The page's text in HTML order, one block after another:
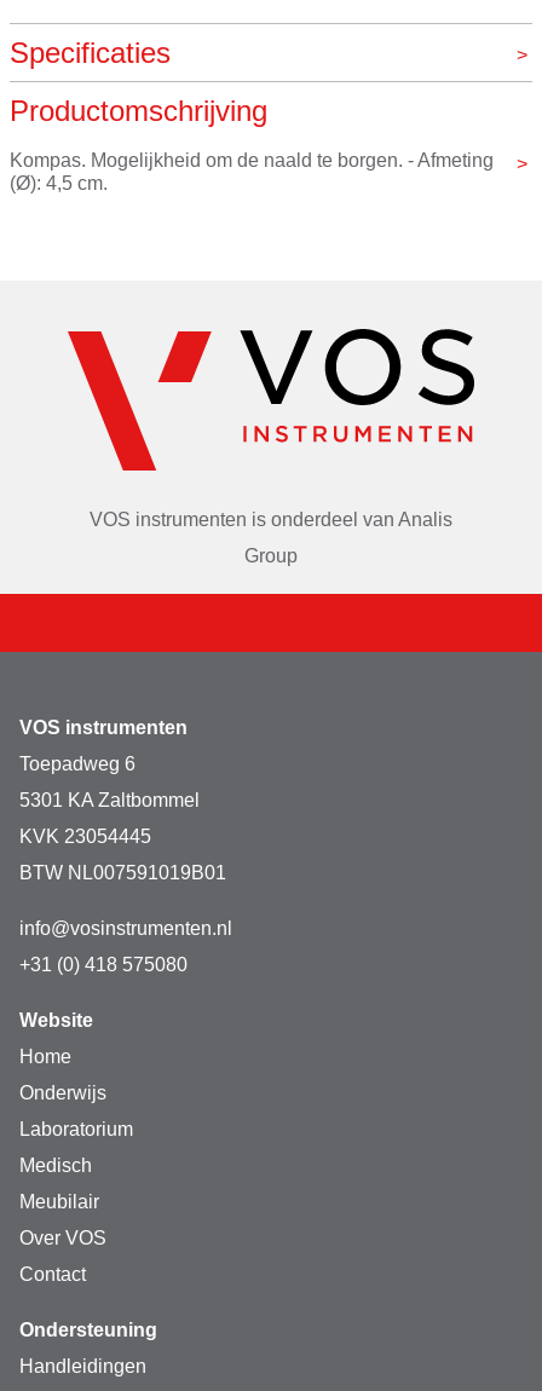
Specificaties
Merk
Productomschrijving
Kompas. Mogelijkheid om de naald te borgen. - Afmeting
(Ø): 4,5 cm.
VOS instrumenten is onderdeel van Analis
Group
VOS instrumenten
Toepadweg 6
5301 KA Zaltbommel
KVK 23054445
BTW NL007591019B01
info@vosinstrumenten.nl
+31 (0) 418 575080
Website
Home
Onderwijs
Laboratorium
Medisch
Meubilair
Over VOS
Contact
Ondersteuning
Handleidingen